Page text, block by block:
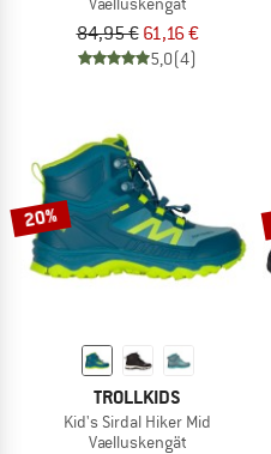
84,95 € 61,16 €
5,0(4)
20%
TROLLKIDS
Kid's Sirdal Hiker Mid
Vaelluskengät